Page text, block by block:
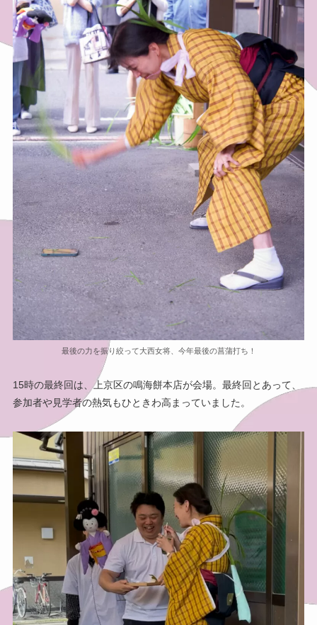
最後の力を振り絞って大西女将、今年最後の菖蒲打ち！
15時の最終回は、上京区の鳴海餅本店が会場。最終回とあって、
参加者や見学者の熱気もひときわ高まっていました。